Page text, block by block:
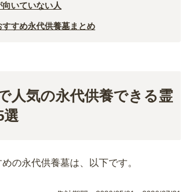
いていない人
すめ永代供養墓まとめ
人気の永代供養できる霊
選
の永代供養墓は、以下です。